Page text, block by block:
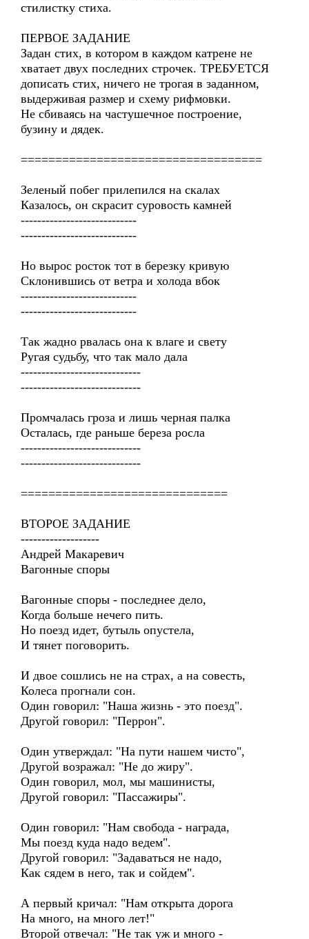
стилистку стиха.
ПЕРВОЕ ЗАДАНИЕ
Задан стих, в котором в каждом катрене не
хватает двух последних строчек. ТРЕБУЕТСЯ
дописать стих, ничего не трогая в заданном,
выдерживая размер и схему рифмовки.
Не сбиваясь на частушечное построение,
бузину и дядек.
===================================
Зеленый побег прилепился на скалах
Казалось, он скрасит суровость камней
----------------------------
----------------------------
Но вырос росток тот в березку кривую
Склонившись от ветра и холода вбок
----------------------------
----------------------------
Так жадно рвалась она к влаге и свету
Ругая судьбу, что так мало дала
-----------------------------
-----------------------------
Промчалась гроза и лишь черная палка
Осталась, где раньше береза росла
-----------------------------
-----------------------------
==============================
ВТОРОЕ ЗАДАНИЕ
-------------------
Андрей Макаревич
Вагонные споры
Вагонные споры - последнее дело,
Когда больше нечего пить.
Но поезд идет, бутыль опустела,
И тянет поговорить.
И двое сошлись не на страх, а на совесть,
Колеса прогнали сон.
Один говорил: "Наша жизнь - это поезд".
Другой говорил: "Перрон".
Один утверждал: "На пути нашем чисто",
Другой возражал: "Не до жиру".
Один говорил, мол, мы машинисты,
Другой говорил: "Пассажиры".
Один говорил: "Нам свобода - награда,
Мы поезд куда надо ведем".
Другой говорил: "Задаваться не надо,
Как сядем в него, так и сойдем".
А первый кричал: "Нам открыта дорога
На много, на много лет!"
Второй отвечал: "Не так уж и много -